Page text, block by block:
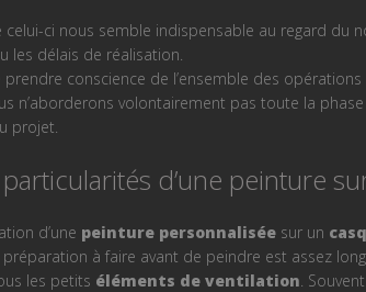
celui-ci nous semble indispensable au regard
les délais de réalisation.
prendre conscience de l’ensemble des
n’aborderons volontairement pas toute la
projet.
d’une peinture
d’une peinture personnalisée sur un
à faire avant de peindre est assez
les petits éléments de ventilation .